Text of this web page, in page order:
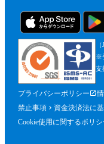
確認するた
を含みます
これに限ら
とができる
ものとします
第５条（参
参加申込は
※
支
プライバシーポリシー
禁止事項
資金決済法に
Cookie使用に関するポリシ